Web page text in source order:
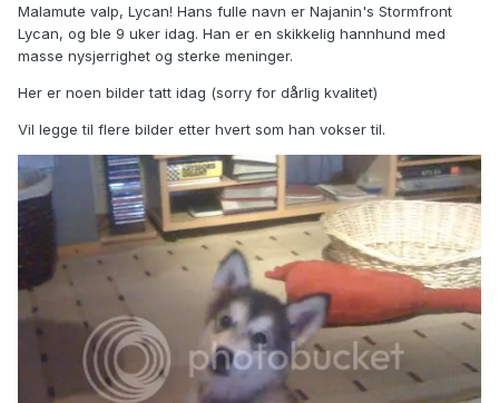
Malamute valp, Lycan! Hans fulle navn er Najanin's Stormfront
Lycan, og ble 9 uker idag. Han er en skikkelig hannhund med
masse nysjerrighet og sterke meninger.
Her er noen bilder tatt idag (sorry for dårlig kvalitet)
Vil legge til flere bilder etter hvert som han vokser til.